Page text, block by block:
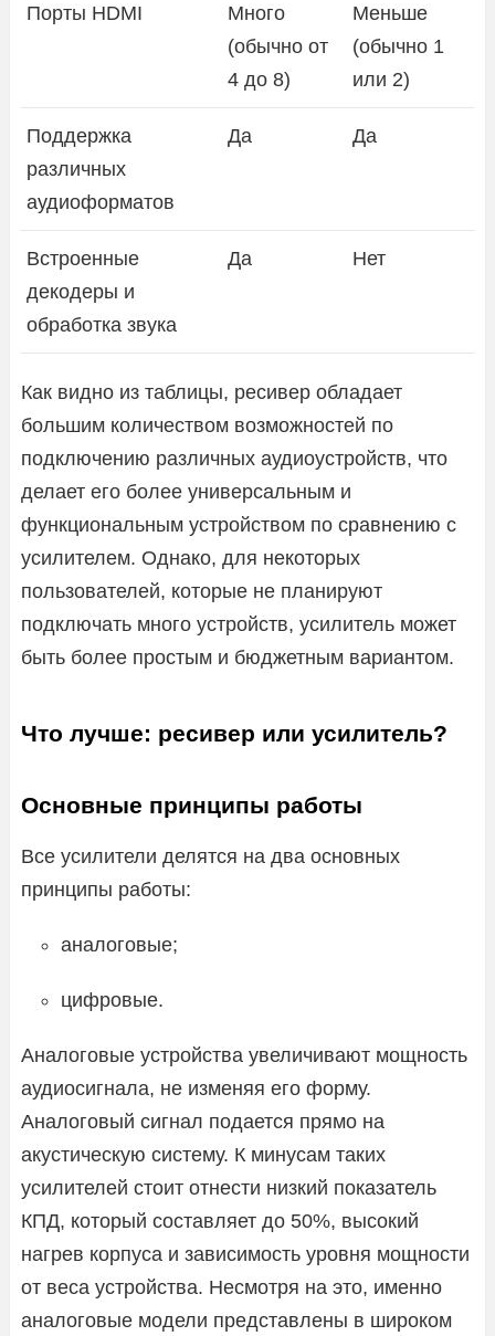
Порты HDMI
Много
(обычно от
4 до 8)
Меньше
(обычно 1
или 2)
Поддержка
различных
аудиоформатов
Да Да
Встроенные
декодеры и
обработка звука
Да Нет
Как видно из таблицы, ресивер обладает
большим количеством возможностей по
подключению различных аудиоустройств, что
делает его более универсальным и
функциональным устройством по сравнению с
усилителем. Однако, для некоторых
пользователей, которые не планируют
подключать много устройств, усилитель может
быть более простым и бюджетным вариантом.
Что лучше: ресивер или усилитель?
Основные принципы работы
Все усилители делятся на два основных
принципы работы:
аналоговые;
цифровые.
Аналоговые устройства увеличивают мощность
аудиосигнала, не изменяя его форму.
Аналоговый сигнал подается прямо на
акустическую систему. К минусам таких
усилителей стоит отнести низкий показатель
КПД, который составляет до 50%, высокий
нагрев корпуса и зависимость уровня мощности
от веса устройства. Несмотря на это, именно
аналоговые модели представлены в широком